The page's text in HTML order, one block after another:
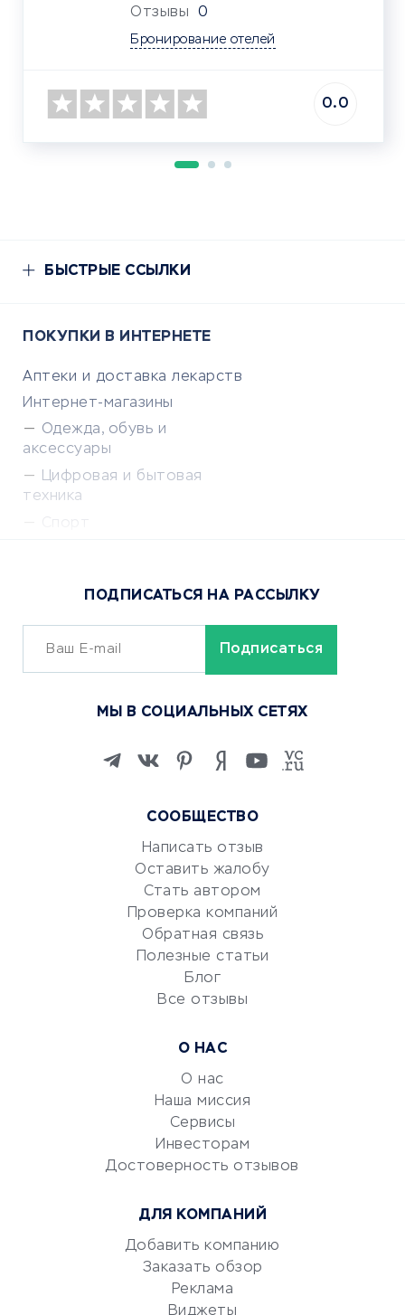
Отзывы 0
Бронирование отелей
0.0
БЫСТРЫЕ ССЫЛКИ
ПОКУПКИ В ИНТЕРНЕТЕ
Аптеки и доставка лекарств
Интернет-магазины
Одежда, обувь и
аксессуары
Цифровая и бытовая
техника
Сервисы доставки
ОБУЧЕНИЕ И РАБОТА
Изучение иностранных
Маркетинг и продажи
Репетиторство
Красота и здоровье
Сервисы по поиску работы
Сетевой маркетинг
УСЛУГИ ДЛЯ БИЗНЕСА
документооборот
Консалтинговые компании
Аудиторские компании
Бухгалтерия онлайн
СООБЩЕСТВО
Написать отзыв
Оставить жалобу
Стать автором
Проверка компаний
Обратная связь
Полезные статьи
Блог
Все отзывы
О НАС
О нас
Наша миссия
Сервисы
Инвесторам
Достоверность отзывов
ДЛЯ КОМПАНИЙ
Добавить компанию
Заказать обзор
Реклама
Виджеты
ПОДПИСАТЬСЯ НА РАССЫЛКУ
МЫ В СОЦИАЛЬНЫХ СЕТЯХ